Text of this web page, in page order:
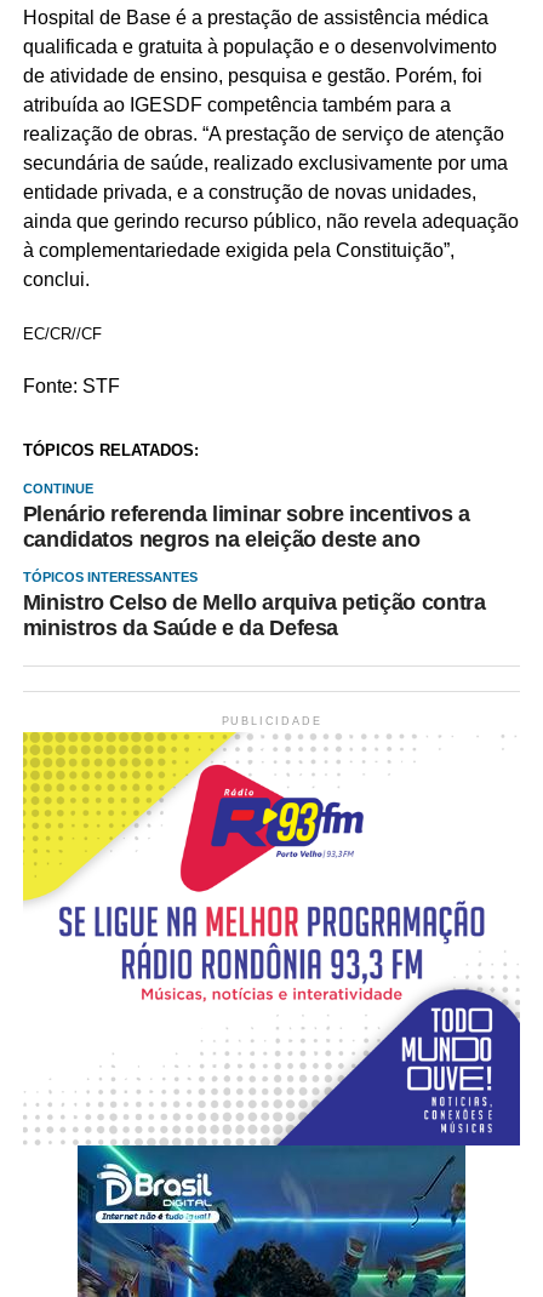
Hospital de Base é a prestação de assistência médica
qualificada e gratuita à população e o desenvolvimento
de atividade de ensino, pesquisa e gestão. Porém, foi
atribuída ao IGESDF competência também para a
realização de obras. “A prestação de serviço de atenção
secundária de saúde, realizado exclusivamente por uma
entidade privada, e a construção de novas unidades,
ainda que gerindo recurso público, não revela adequação
à complementariedade exigida pela Constituição”,
conclui.
EC/CR//CF
Fonte: STF
TÓPICOS RELATADOS:
CONTINUE
Plenário referenda liminar sobre incentivos a
candidatos negros na eleição deste ano
TÓPICOS INTERESSANTES
Ministro Celso de Mello arquiva petição contra
ministros da Saúde e da Defesa
PUBLICIDADE